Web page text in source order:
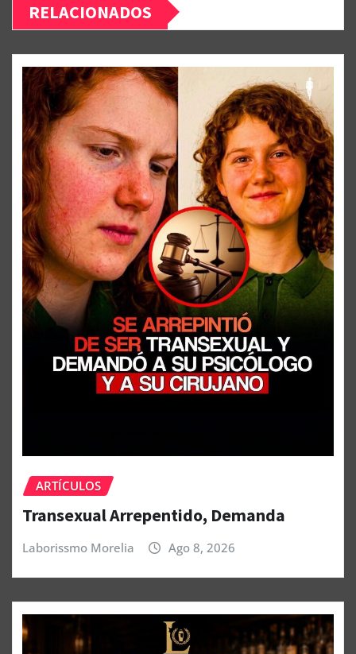
RELACIONADOS
ARTÍCULOS
Transexual Arrepentido, Demanda
Laborissmo Morelia Ago 8, 2026